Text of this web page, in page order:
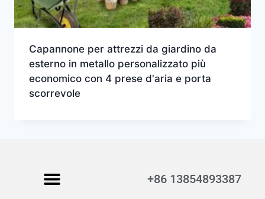
Capannone per attrezzi da giardino da
esterno in metallo personalizzato più
economico con 4 prese d'aria e porta
scorrevole
+86 13854893387